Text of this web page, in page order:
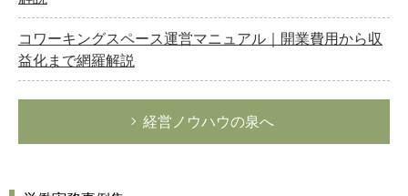
コワーキングスペース運営マニュアル｜開業費用から収
益化まで網羅解説
経営ノウハウの泉へ